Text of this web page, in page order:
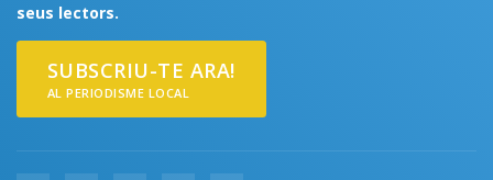
seus lectors.
SUBSCRIU-TE ARA!
AL PERIODISME LOCAL